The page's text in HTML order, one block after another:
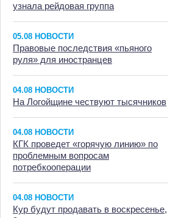
узнала рейдовая группа
05.08 НОВОСТИ
Правовые последствия «пьяного
руля» для иностранцев
04.08 НОВОСТИ
На Логойщине чествуют тысячников
04.08 НОВОСТИ
КГК проведет «горячую линию» по
проблемным вопросам
потребкооперации
04.08 НОВОСТИ
Кур будут продавать в воскресенье,